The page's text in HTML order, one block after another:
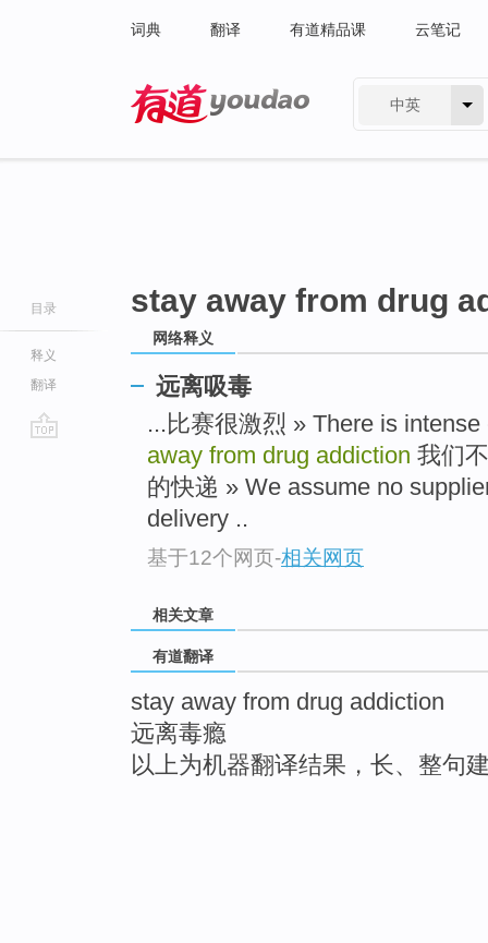
词典 翻译 有道精品课 云笔记
中英
目录
释义
翻译
stay away from drug
网络释义
远离吸毒
...比赛很激烈 » There is
away from drug addiction 我们
的快递 » We assume no
delivery ..
基于12个网页-相关网页
相关文章
有道翻译
stay away from drug addiction
远离毒瘾
以上为机器翻译结果，长、整句